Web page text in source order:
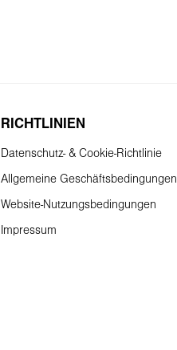
RICHTLINIEN
Datenschutz- & Cookie-Richtlinie
Allgemeine Geschäftsbedingungen
Website-Nutzungsbedingungen
Impressum